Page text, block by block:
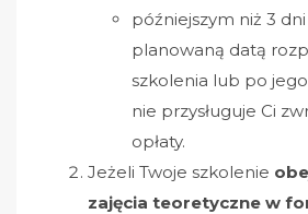
późniejszym niż 3
planowaną datą
szkolenia lub po
nie przysługuje Ci
opłaty.
Jeżeli Twoje szkolenie
zajęcia teoretyczne w